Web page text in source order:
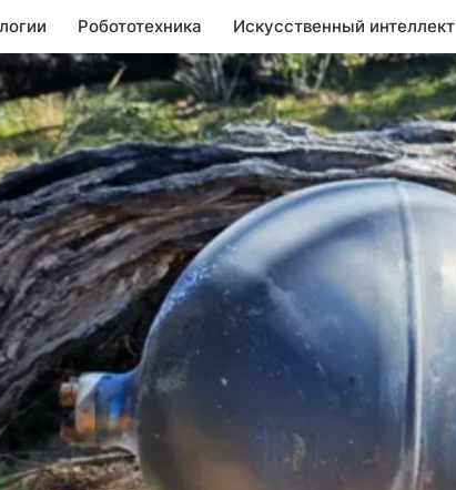
Робототехника Искусственный интеллект